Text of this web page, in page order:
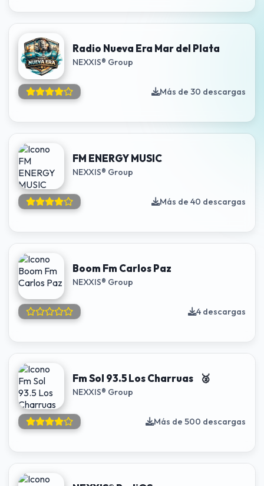
Radio Nueva Era Mar del Plata
NEXXIS® Group
Más de 30 descargas
FM ENERGY MUSIC
NEXXIS® Group
Más de 40 descargas
Boom Fm Carlos Paz
NEXXIS® Group
4 descargas
Fm Sol 93.5 Los Charruas 🥈
NEXXIS® Group
Más de 500 descargas